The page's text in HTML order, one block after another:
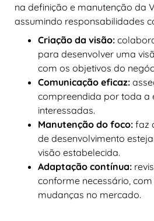
na definição e manutenção da
assumindo responsabilidades
Criação da visão:
para desenvolver uma
com os objetivos do
Comunicação eficaz:
compreendida por toda a
interessadas.
Manutenção do foco: faz
de desenvolvimento
visão estabelecida.
Adaptação contínua:
conforme necessário,
mudanças no mercado.